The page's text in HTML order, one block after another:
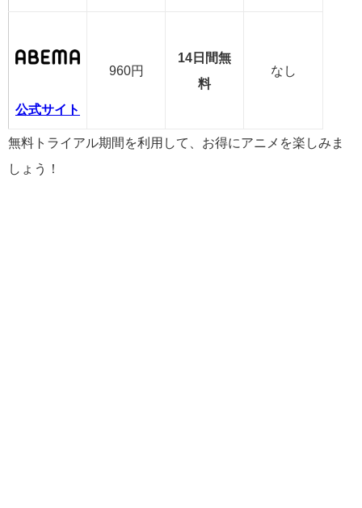
公式サイト
960円
14日間無
料
なし
無料トライアル期間を利用して、お得にアニメを楽しみま
しょう！